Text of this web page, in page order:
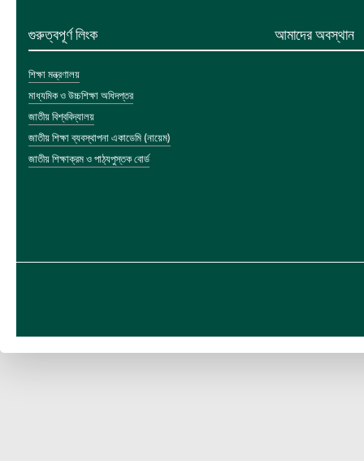
গুরুত্বপূর্ণ লিংক
শিক্ষা মন্ত্রণালয়
মাধ্যমিক ও উচ্চশিক্ষা অধিদপ্তর
জাতীয় বিশ্ববিদ্যালয়
জাতীয় শিক্ষা ব্যবস্থাপনা একাডেমি (নায়েম)
জাতীয় শিক্ষাক্রম ও পাঠ্যপুস্তক বোর্ড
আমাদের অবস্থান